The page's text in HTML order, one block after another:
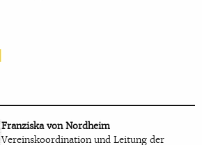
Franziska von Nordheim
Vereinskoordination und Leitung der